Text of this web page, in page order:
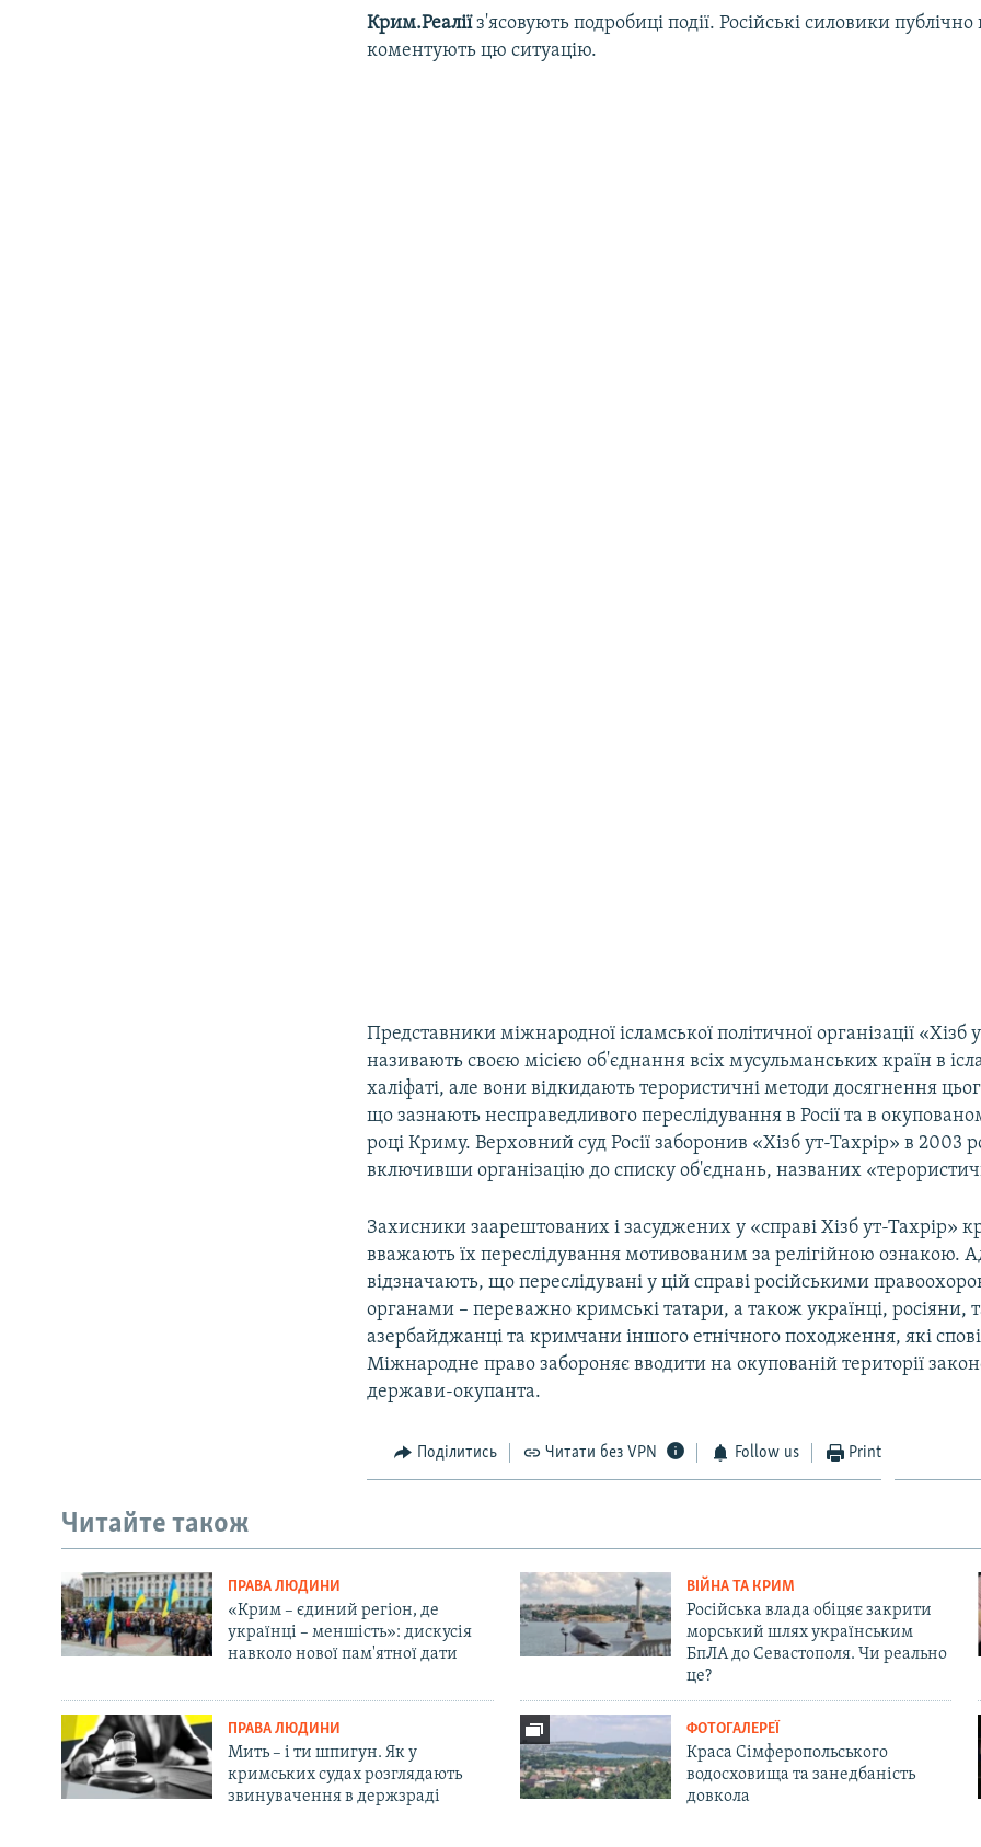
Крим.Реаліїз'ясовують подробиці події. Російські силовики публічно
коментують цю ситуацію.
Представники міжнародної ісламської політичної організації «Хізб
називають своєю місією об'єднання всіх мусульманських країн в
халіфаті, але вони відкидають терористичні методи досягнення
що зазнають несправедливого переслідування в Росії та в
році Криму. Верховний суд Росії заборонив «Хізб ут-Тахрір» в 2003
включивши організацію до списку об'єднань, названих
Захисники заарештованих і засуджених у «справі Хізб ут-Тахрір»
вважають їх переслідування мотивованим за релігійною ознакою.
відзначають, що переслідувані у цій справі російськими
органами – переважно кримські татари, а також українці, росіяни,
азербайджанці та кримчани іншого етнічного походження, які
Міжнародне право забороняє вводити на окупованій території
держави-окупанта.
Поділитись Читати без VPN Follow us Print
Читайте також
ПРАВА ЛЮДИНИ
«Крим – єдиний регіон, де
українці – меншість»: дискусія
навколо нової пам'ятної дати
ВІЙНА ТА КРИМ
Російська влада обіцяє закрити
морський шлях українським
БпЛА до Севастополя. Чи реально
це?
ПРАВА ЛЮДИНИ
Мить – і ти шпигун. Як у
кримських судах розглядають
звинувачення в держзраді
ФОТОГАЛЕРЕЇ
Краса Сімферопольського
водосховища та занедбаність
довкола